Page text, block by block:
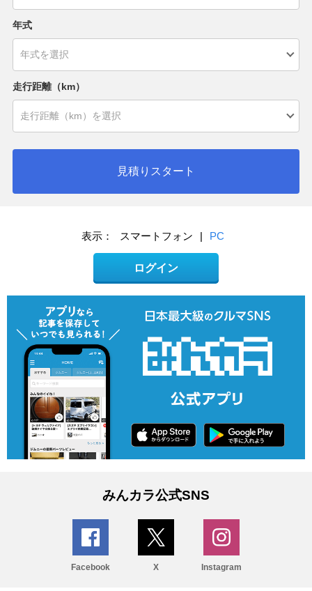
年式
走行距離（km）
見積りスタート
表示： スマートフォン | PC
ログイン
みんカラ公式SNS
Facebook X Instagram